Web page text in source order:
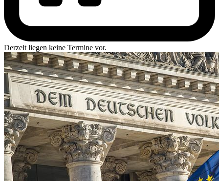
Derzeit liegen keine Termine vor.